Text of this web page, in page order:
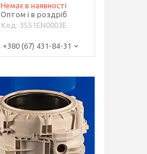
Немає в наявності
Оптом і в роздріб
3551EN0003E
+380 (67) 431-84-31